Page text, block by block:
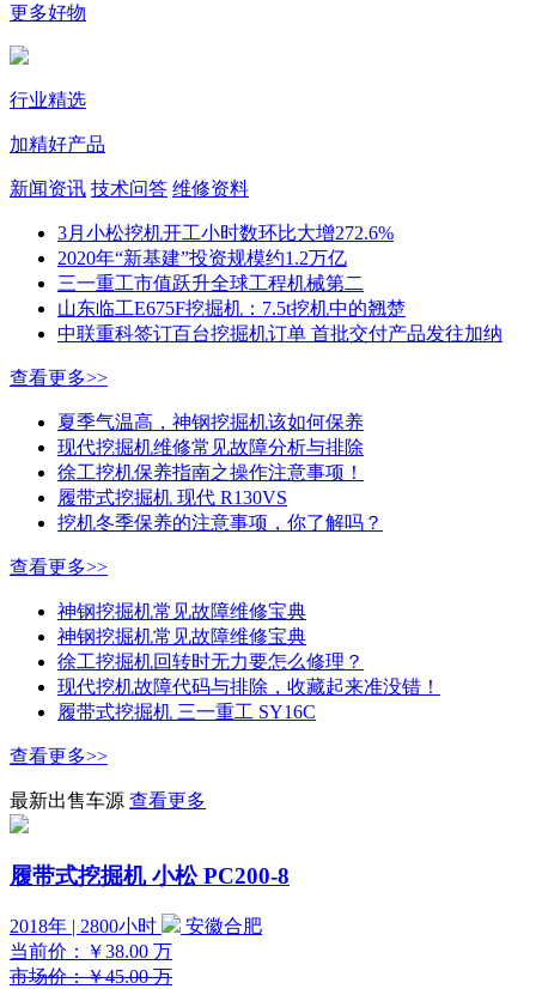
更多好物
行业精选
加精好产品
新闻资讯 技术问答 维修资料
3月小松挖机开工小时数环比大增272.6%
2020年“新基建”投资规模约1.2万亿
三一重工市值跃升全球工程机械第二
山东临工E675F挖掘机：7.5t挖机中的翘楚
中联重科签订百台挖掘机订单 首批交付产品发往加纳
查看更多>>
夏季气温高，神钢挖掘机该如何保养
现代挖掘机维修常见故障分析与排除
徐工挖机保养指南之操作注意事项！
履带式挖掘机 现代 R130VS
挖机冬季保养的注意事项，你了解吗？
查看更多>>
神钢挖掘机常见故障维修宝典
神钢挖掘机常见故障维修宝典
徐工挖掘机回转时无力要怎么修理？
现代挖机故障代码与排除，收藏起来准没错！
履带式挖掘机 三一重工 SY16C
查看更多>>
最新出售车源 查看更多
履带式挖掘机 小松 PC200-8
2018年 | 2800小时
安徽合肥
当前价：
￥38.00 万
市场价：￥45.00 万